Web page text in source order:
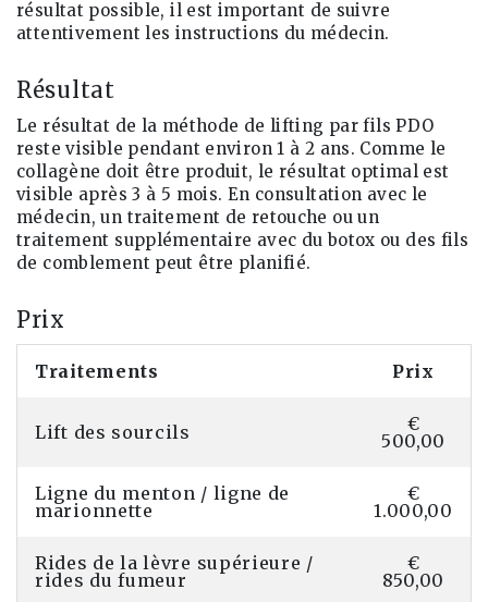
résultat possible, il est important de suivre
attentivement les instructions du médecin.
Résultat
Le résultat de la méthode de lifting par fils PDO
reste visible pendant environ 1 à 2 ans. Comme le
collagène doit être produit, le résultat optimal est
visible après 3 à 5 mois. En consultation avec le
médecin, un traitement de retouche ou un
traitement supplémentaire avec du botox ou des fils
de comblement peut être planifié.
Prix
Traitements Prix
Lift des sourcils
€
500,00
Ligne du menton / ligne de
marionnette
€
1.000,00
Rides de la lèvre supérieure /
rides du fumeur
€
850,00